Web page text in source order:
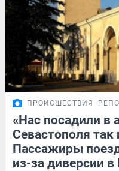
ПРОИСШЕСТВИЯ
«Нас посадили в
Севастополя так
Пассажиры
из-за диверсии